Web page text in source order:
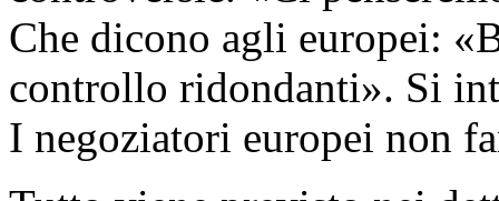
Che dicono agli europei:
controllo ridondanti». Si
I negoziatori europei non